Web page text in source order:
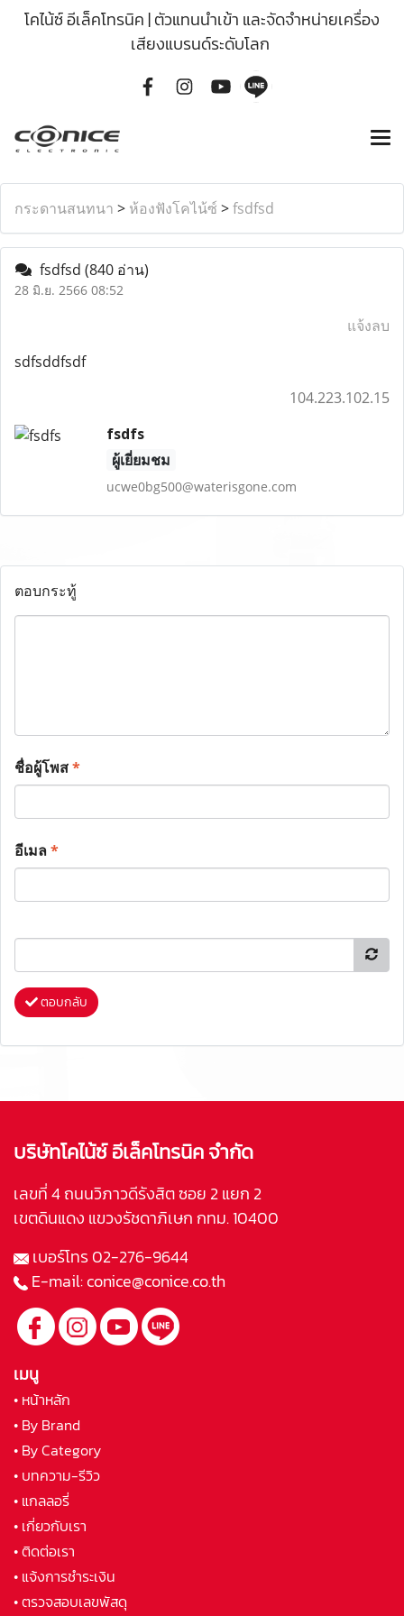
โคไน้ซ์ อีเล็คโทรนิค | ตัวแทนนำเข้า และจัดจำหน่ายเครื่อง
เสียงแบรนด์ระดับโลก
กระดานสนทนา > ห้องฟังโคไน้ซ์ >fsdfsd
fsdfsd (840 อ่าน)
28 มิ.ย. 2566 08:52
แจ้งลบ
sdfsddfsdf
104.223.102.15
fsdfs
ผู้เยี่ยมชม
ucwe0bg500@waterisgone.com
ตอบกระทู้
ชื่อผู้โพส*
อีเมล*
ตอบกลับ
บริษัทโคไน้ซ์ อีเล็คโทรนิค จำกัด
เลขที่ 4 ถนนวิภาวดีรังสิต ซอย 2 แยก 2
เขตดินแดง แขวงรัชดาภิเษก กทม. 10400
เบอร์โทร02-276-9644
E-mail:conice@conice.co.th
เมนู
• หน้าหลัก
• By Brand
• By Category
• บทความ-รีวิว
• แกลลอรี่
• เกี่ยวกับเรา
• ติดต่อเรา
• แจ้งการชำระเงิน
• ตรวจสอบเลขพัสดุ